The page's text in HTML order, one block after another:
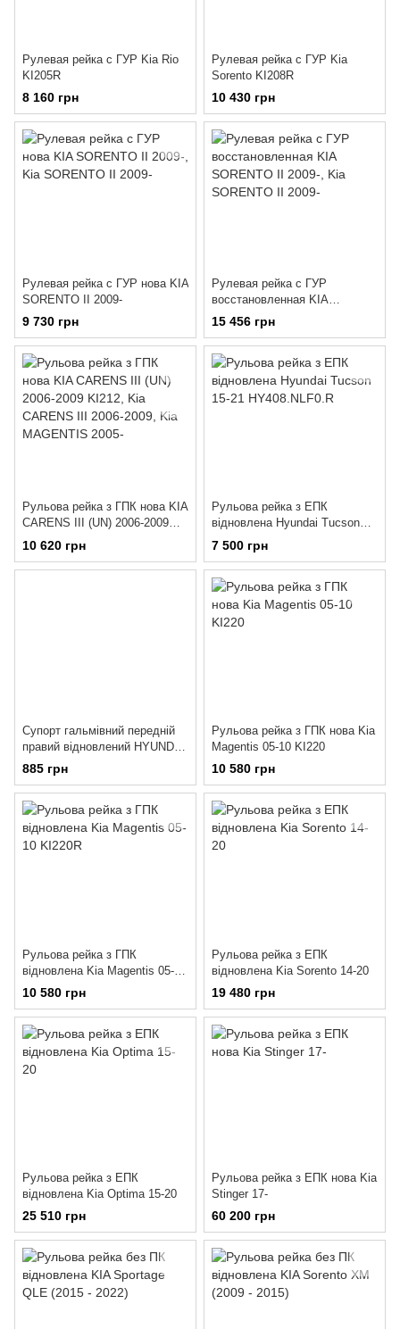
Рулевая рейка с ГУР Kia Rio
KI205R
8 160 грн
Рулевая рейка с ГУР Kia
Sorento KI208R
10 430 грн
Рулевая рейка с ГУР нова KIA
SORENTO II 2009-
9 730 грн
Рулевая рейка с ГУР
восстановленная KIA
SORENTO II 2009-
15 456 грн
Рульова рейка з ГПК нова KIA
CARENS III (UN) 2006-2009
KI212
10 620 грн
Рульова рейка з ЕПК
відновлена Hyundai Tucson
15-21 HY408.NLF0.R
7 500 грн
Супорт гальмівний передній
правий відновлений HYUNDAI
i-30 FD 07-12; KIA Ceed ED 07-
885 грн
Рульова рейка з ГПК нова Kia
Magentis 05-10 KI220
10 580 грн
Рульова рейка з ГПК
відновлена Kia Magentis 05-10
KI220R
10 580 грн
Рульова рейка з ЕПК
відновлена Kia Sorento 14-20
19 480 грн
Рульова рейка з ЕПК
відновлена Kia Optima 15-20
25 510 грн
Рульова рейка з ЕПК нова Kia
Stinger 17-
60 200 грн